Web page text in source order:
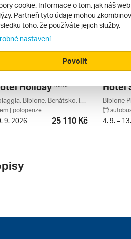
Holiday ****
Bibione Spiaggia, Bibione, Benátsko, Itálie
| polopenze
9. 2026 25 110 Kč
Hotel
Bibione
4. 9. –
cookie. Informace o tom, jak náš
Partneři tyto údaje mohou
toho, že používáte jejich služby.
nastavení
Povolit